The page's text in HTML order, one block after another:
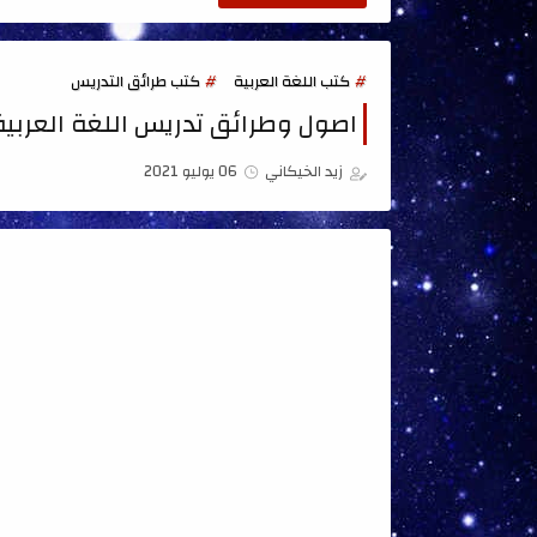
كتب اللغة العربية كتب طرائق التدريس
اصول وطرائق تدريس اللغة
زيد الخيكاني 06 يوليو 2021